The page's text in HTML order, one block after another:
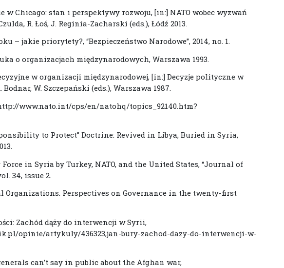
w Chicago: stan i perspektywy rozwoju, [in:] NATO wobec wyzwań
R. Łoś, J. Reginia-Zacharski (eds.), Łódź 2013.
– jakie priorytety?, “Bezpieczeństwo Narodowe”, 2014, no. 1.
o organizacjach międzynarodowych, Warszawa 1993.
w organizacji międzynarodowej, [in:] Decyzje polityczne w
W. Szczepański (eds.), Warszawa 1987.
www.nato.int/cps/en/natohq/topics_92140.htm?
to Protect” Doctrine: Revived in Libya, Buried in Syria,
in Syria by Turkey, NATO, and the United States, “Journal of
34, issue 2.
Organizations. Perspectives on Governance in the twenty-first
Zachód dąży do interwencji w Syrii,
opinie/artykuly/436323,jan-bury-zachod-dazy-do-interwencji-w-
can’t say in public about the Afghan war,